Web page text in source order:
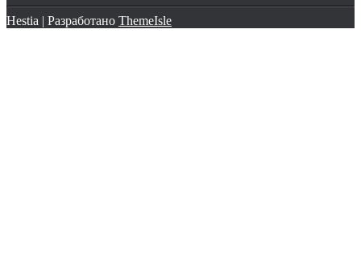
Hestia | Разработано ThemeIsle